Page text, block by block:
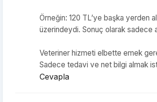
Örneğin: 120 TL’ye başka yerden
üzerindeydi. Sonuç olarak sadece
Veteriner hizmeti elbette emek
Sadece tedavi ve net bilgi almak
Cevapla